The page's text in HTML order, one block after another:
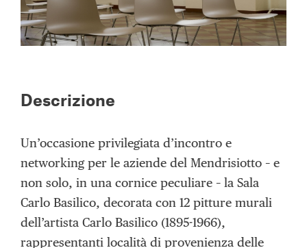
Descrizione
Un’occasione privilegiata d’incontro e
networking per le aziende del Mendrisiotto – e
non solo, in una cornice peculiare – la Sala
Carlo Basilico, decorata con 12 pitture murali
dell’artista Carlo Basilico (1895-1966),
rappresentanti località di provenienza delle